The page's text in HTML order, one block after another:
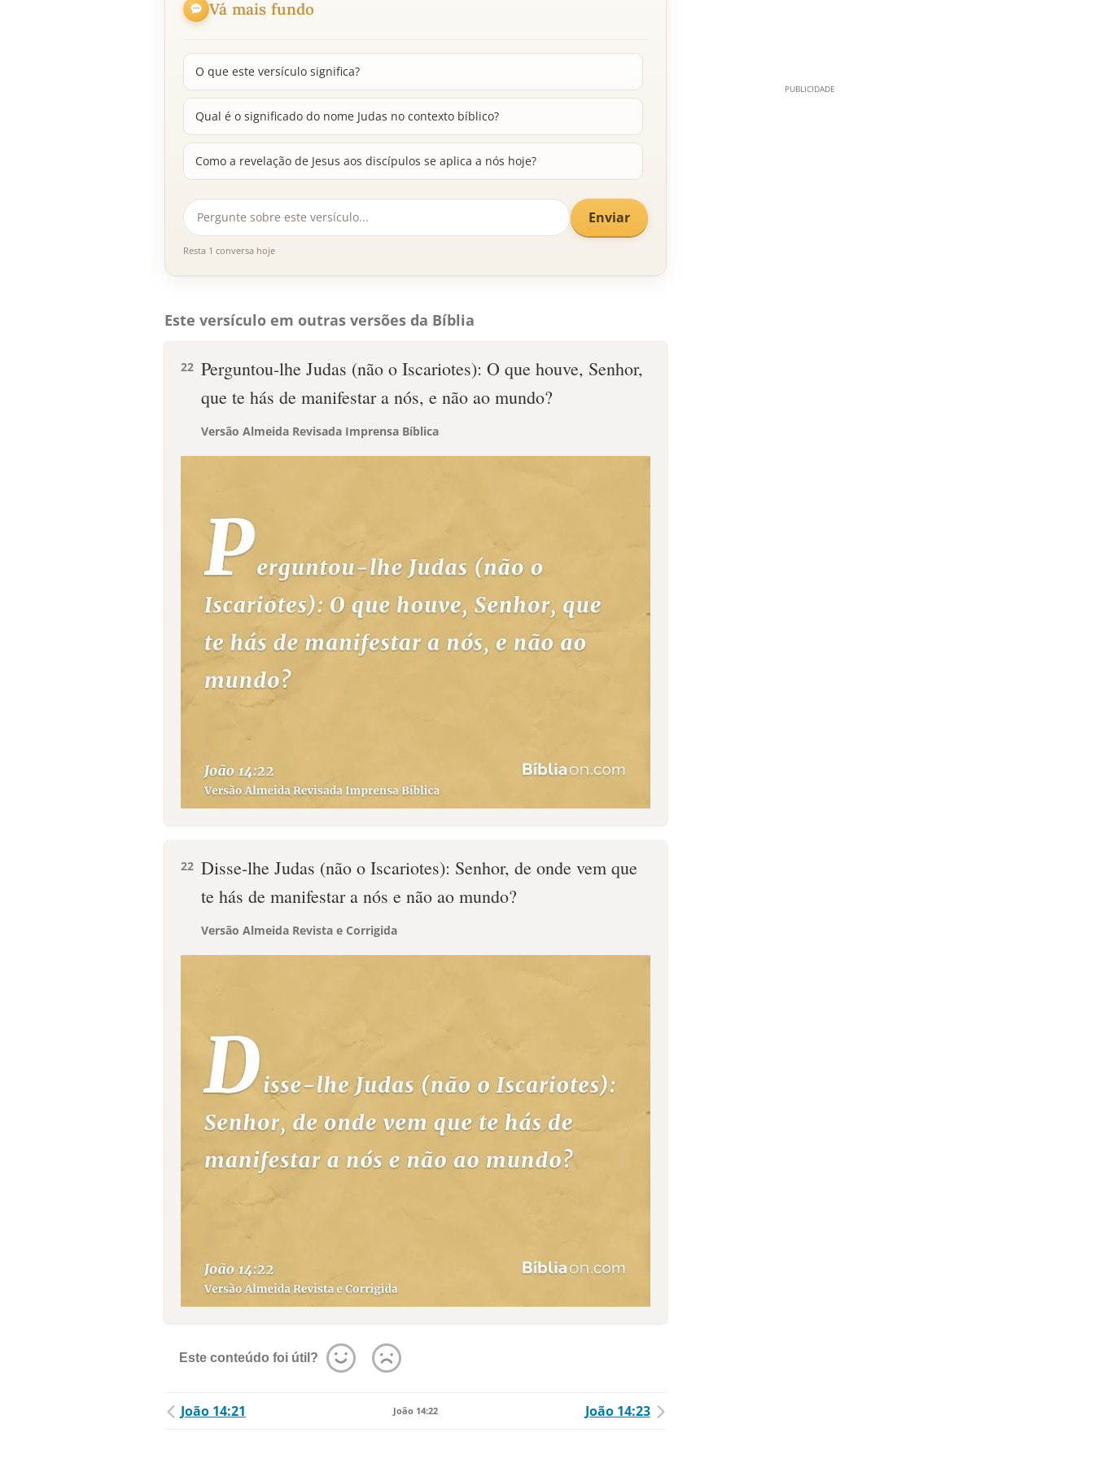
Vá mais fundo
O que este versículo significa?
Qual é o significado do nome Judas no contexto bíblico?
Como a revelação de Jesus aos discípulos se aplica a nós hoje?
Enviar
Resta 1 conversa hoje
Este versículo em outras versões da Bíblia
22 Perguntou-lhe Judas (não o Iscariotes): O que houve, Senhor,
que te hás de manifestar a nós, e não ao mundo?
Versão Almeida Revisada Imprensa Bíblica
22 Disse-lhe Judas (não o Iscariotes): Senhor, de onde vem que
te hás de manifestar a nós e não ao mundo?
Versão Almeida Revista e Corrigida
Este conteúdo foi útil?
João 14:21 João 14:22 João 14:23